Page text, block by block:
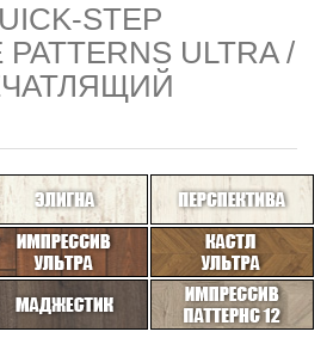
STEP
ULTRA /